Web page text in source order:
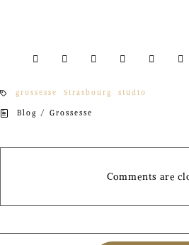
grossesse Strasbourg studio
Blog / Grossesse
Comments are